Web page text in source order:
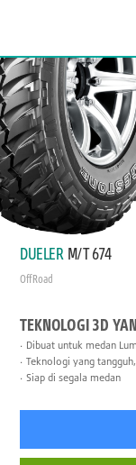
DUELER M/T 674
Off Road
TEKNOLOGI 3D
Dibuat untuk medan
Teknologi yang
Siap di segala medan